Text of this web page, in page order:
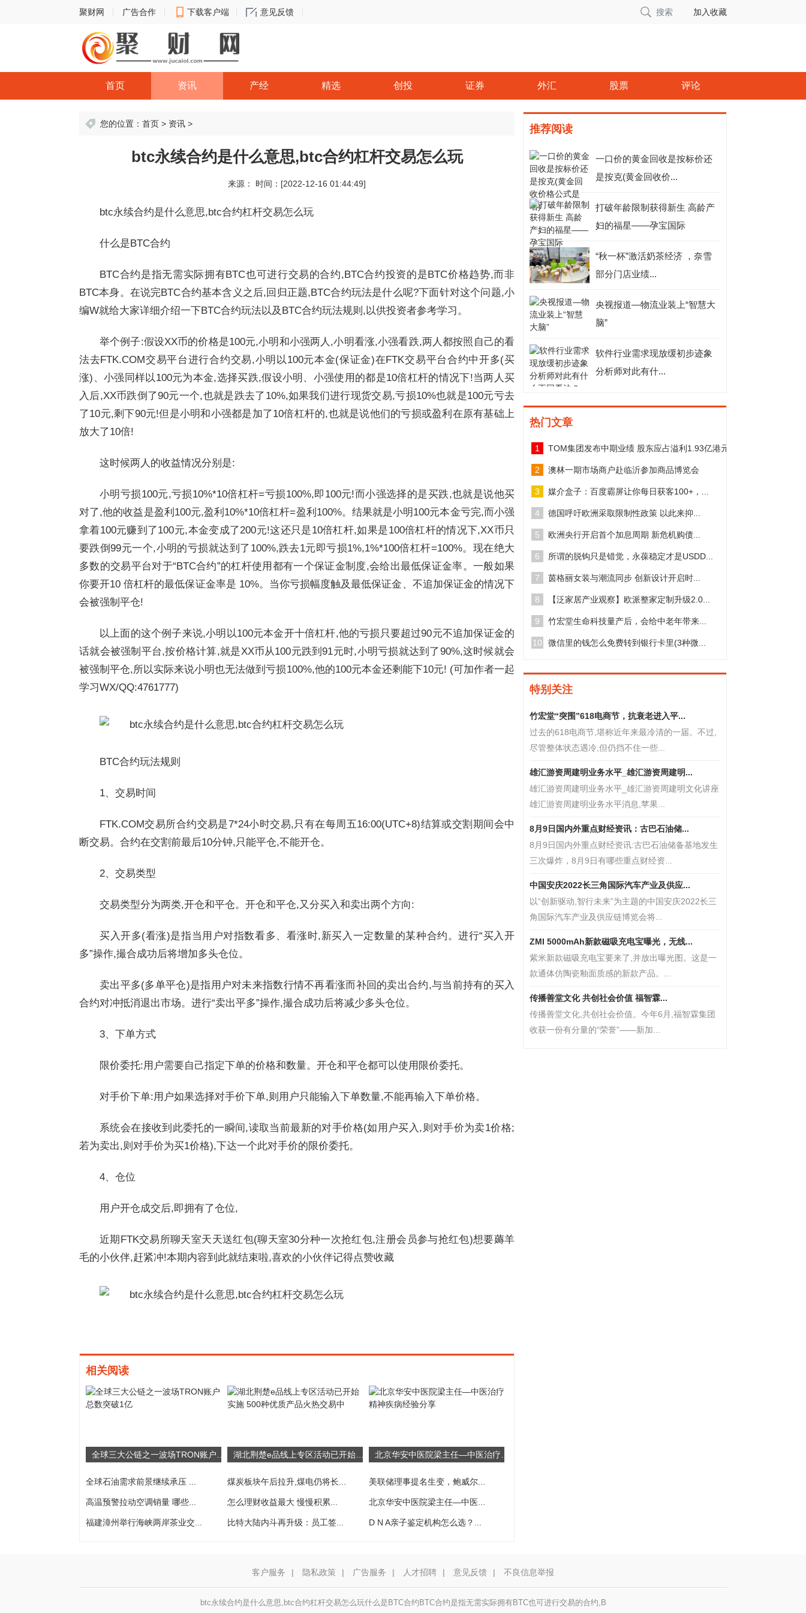
聚财网 广告合作 下载客户端 意见反馈 搜索 加入收藏
首页 资讯 产经 精选 创投 证券 外汇 股票 评论
您的位置： 首页 > 资讯 >
btc永续合约是什么意思,btc合约杠杆交易怎么玩
来源： 时间：[2022-12-16 01:44:49]
btc永续合约是什么意思,btc合约杠杆交易怎么玩
什么是BTC合约
BTC合约是指无需实际拥有BTC也可进行交易的合约,BTC合约投资的是BTC价格趋势,而非
BTC本身。在说完BTC合约基本含义之后,回归正题,BTC合约玩法是什么呢?下面针对这个问题,小
编W就给大家详细介绍一下BTC合约玩法以及BTC合约玩法规则,以供投资者参考学习。
举个例子:假设XX币的价格是100元,小明和小强两人,小明看涨,小强看跌,两人都按照自己的看
法去FTK.COM交易平台进行合约交易,小明以100元本金(保证金)在FTK交易平台合约中开多(买
涨)、小强同样以100元为本金,选择买跌,假设小明、小强使用的都是10倍杠杆的情况下!当两人买
入后,XX币跌倒了90元一个,也就是跌去了10%,如果我们进行现货交易,亏损10%也就是100元亏去
了10元,剩下90元!但是小明和小强都是加了10倍杠杆的,也就是说他们的亏损或盈利在原有基础上
放大了10倍!
这时候两人的收益情况分别是:
小明亏损100元,亏损10%*10倍杠杆=亏损100%,即100元!而小强选择的是买跌,也就是说他买
对了,他的收益是盈利100元,盈利10%*10倍杠杆=盈利100%。结果就是小明100元本金亏完,而小强
拿着100元赚到了100元,本金变成了200元!这还只是10倍杠杆,如果是100倍杠杆的情况下,XX币只
要跌倒99元一个,小明的亏损就达到了100%,跌去1元即亏损1%,1%*100倍杠杆=100%。现在绝大
多数的交易平台对于“BTC合约”的杠杆使用都有一个保证金制度,会给出最低保证金率。一般如果
你要开10 倍杠杆的最低保证金率是 10%。当你亏损幅度触及最低保证金、不追加保证金的情况下
会被强制平仓!
以上面的这个例子来说,小明以100元本金开十倍杠杆,他的亏损只要超过90元不追加保证金的
话就会被强制平台,按价格计算,就是XX币从100元跌到91元时,小明亏损就达到了90%,这时候就会
被强制平仓,所以实际来说小明也无法做到亏损100%,他的100元本金还剩能下10元! (可加作者一起
学习WX/QQ:4761777)
BTC合约玩法规则
1、交易时间
FTK.COM交易所合约交易是7*24小时交易,只有在每周五16:00(UTC+8)结算或交割期间会中
断交易。合约在交割前最后10分钟,只能平仓,不能开仓。
2、交易类型
交易类型分为两类,开仓和平仓。开仓和平仓,又分买入和卖出两个方向:
买入开多(看涨)是指当用户对指数看多、看涨时,新买入一定数量的某种合约。进行“买入开
多”操作,撮合成功后将增加多头仓位。
卖出平多(多单平仓)是指用户对未来指数行情不再看涨而补回的卖出合约,与当前持有的买入
合约对冲抵消退出市场。进行“卖出平多”操作,撮合成功后将减少多头仓位。
3、下单方式
限价委托:用户需要自己指定下单的价格和数量。开仓和平仓都可以使用限价委托。
对手价下单:用户如果选择对手价下单,则用户只能输入下单数量,不能再输入下单价格。
系统会在接收到此委托的一瞬间,读取当前最新的对手价格(如用户买入,则对手价为卖1价格;
若为卖出,则对手价为买1价格),下达一个此对手价的限价委托。
4、仓位
用户开仓成交后,即拥有了仓位,
近期FTK交易所聊天室天天送红包(聊天室30分种一次抢红包,注册会员参与抢红包)想要薅羊
毛的小伙伴,赶紧冲!本期内容到此就结束啦,喜欢的小伙伴记得点赞收藏
相关阅读
全球石油需求前景继续承压 ... 煤炭板块午后拉升,煤电仍将长... 美联储理事提名生变，鲍威尔...
高温预警拉动空调销量 哪些... 怎么理财收益最大 慢慢积累... 北京华安中医院梁主任—中医...
福建漳州举行海峡两岸茶业交... 比特大陆内斗再升级：员工签... D N A亲子鉴定机构怎么选？...
推荐阅读
一口价的黄金回收是按标价还
是按克(黄金回收价...
打破年龄限制获得新生 高龄产
妇的福星——孕宝国际
“秋一杯”激活奶茶经济 ，奈雪
部分门店业绩...
央视报道—物流业装上“智慧大
脑”
软件行业需求现放缓初步迹象
分析师对此有什...
热门文章
1 TOM集团发布中期业绩 股东应占溢利1.93亿港元
2 澳林一期市场商户赴临沂参加商品博览会
3 媒介盒子：百度霸屏让你每日获客100+，...
4 德国呼吁欧洲采取限制性政策 以此来抑...
5 欧洲央行开启首个加息周期 新危机购债...
6 所谓的脱钩只是错觉，永葆稳定才是USDD...
7 茵格丽女装与潮流同步 创新设计开启时...
8 【泛家居产业观察】欧派整家定制升级2.0...
9 竹宏堂生命科技量产后，会给中老年带来...
10 微信里的钱怎么免费转到银行卡里(3种微...
特别关注
竹宏堂“突围”618电商节，抗衰老进入平...
过去的618电商节,堪称近年来最冷清的一届。不过,
尽管整体状态遇冷,但仍挡不住一些...
雄汇游资周建明业务水平_雄汇游资周建明...
雄汇游资周建明业务水平_雄汇游资周建明文化讲座
雄汇游资周建明业务水平消息,苹果...
8月9日国内外重点财经资讯：古巴石油储...
8月9日国内外重点财经资讯:古巴石油储备基地发生
三次爆炸，8月9日有哪些重点财经资...
中国安庆2022长三角国际汽车产业及供应...
以“创新驱动,智行未来”为主题的中国安庆2022长三
角国际汽车产业及供应链博览会将...
ZMI 5000mAh新款磁吸充电宝曝光，无线...
紫米新款磁吸充电宝要来了,并放出曝光图。这是一
款通体仿陶瓷釉面质感的新款产品。...
传播善堂文化 共创社会价值 福智霖...
传播善堂文化,共创社会价值。今年6月,福智霖集团
收获一份有分量的“荣誉”——新加...
客户服务 | 隐私政策 | 广告服务 | 人才招聘 | 意见反馈 | 不良信息举报
btc永续合约是什么意思,btc合约杠杆交易怎么玩什么是BTC合约BTC合约是指无需实际拥有BTC也可进行交易的合约,B